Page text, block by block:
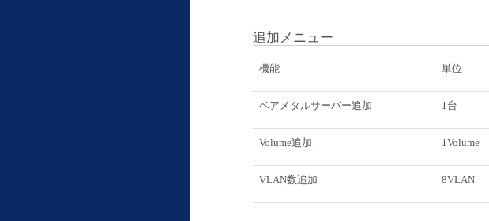
追加メニュー
機能 単位
ベアメタルサーバー追加 1台
Volume追加 1Volume
VLAN数追加 8VLAN